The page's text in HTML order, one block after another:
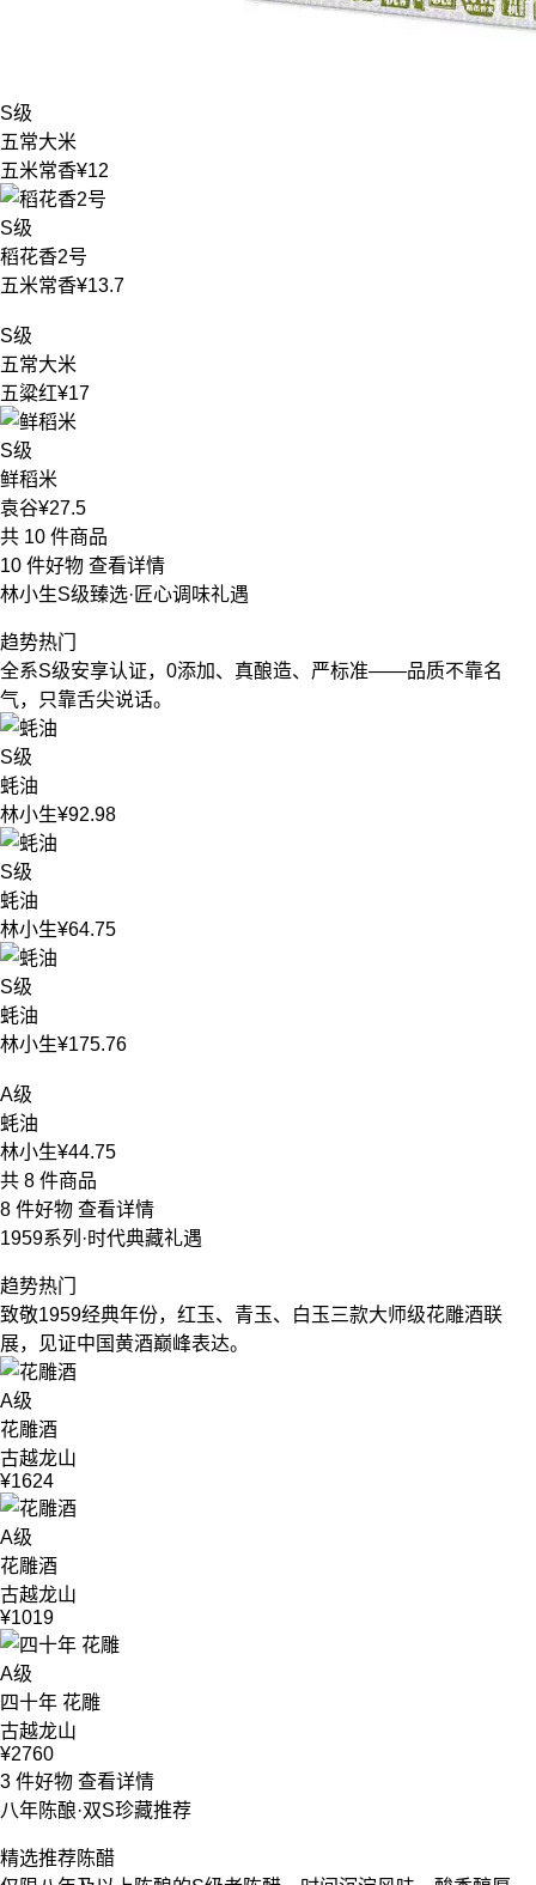
S级
五常大米
五米常香¥12
S级
稻花香2号
五米常香¥13.7
S级
五常大米
五粱红¥17
S级
鲜稻米
袁谷¥27.5
共 10 件商品
10 件好物 查看详情
林小生S级臻选·匠心调味礼遇
趋势热门
全系S级安享认证，0添加、真酿造、严标准——品质不靠名
气，只靠舌尖说话。
S级
蚝油
林小生¥92.98
S级
蚝油
林小生¥64.75
S级
蚝油
林小生¥175.76
A级
蚝油
林小生¥44.75
共 8 件商品
8 件好物 查看详情
1959系列·时代典藏礼遇
趋势热门
致敬1959经典年份，红玉、青玉、白玉三款大师级花雕酒联
展，见证中国黄酒巅峰表达。
A级
花雕酒
古越龙山
¥1624
A级
花雕酒
古越龙山
¥1019
A级
四十年 花雕
古越龙山
¥2760
3 件好物 查看详情
八年陈酿·双S珍藏推荐
精选推荐陈醋